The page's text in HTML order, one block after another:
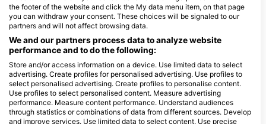
Các trung tâm lặn phục vụ tại điểm lặn
này
ScubaXcursion, Aliwal Shoal
Green Lane, 4180 Scottburgh, Nam
Phi
Các địa lặn lân cận
the footer of the website and click the My data menu item, on that page
you can withdraw your consent. These choices will be signaled to our
partners and will not affect browsing data.
We and our partners process data to analyze website
performance and to do the following:
Store and/or access information on a device. Use limited data to select
advertising. Create profiles for personalised advertising. Use profiles to
select personalised advertising. Create profiles to personalise content.
Use profiles to select personalised content. Measure advertising
performance. Measure content performance. Understand audiences
through statistics or combinations of data from different sources. Develop
and improve services. Use limited data to select content. Use precise